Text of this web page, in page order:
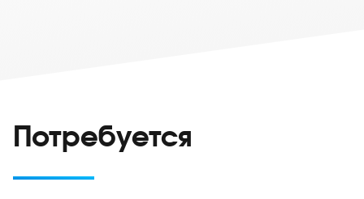
Потребуется